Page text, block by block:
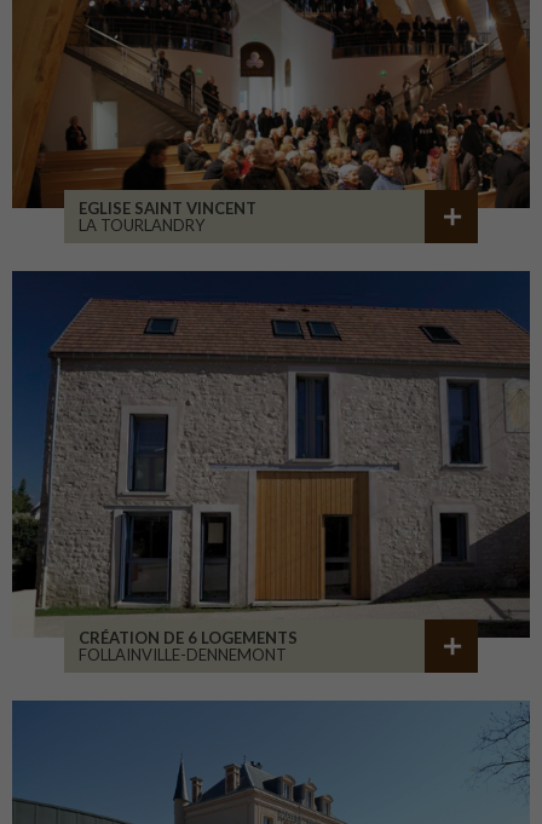
EGLISE SAINT VINCENT
LA TOURLANDRY
CRÉATION DE 6 LOGEMENTS
FOLLAINVILLE-DENNEMONT